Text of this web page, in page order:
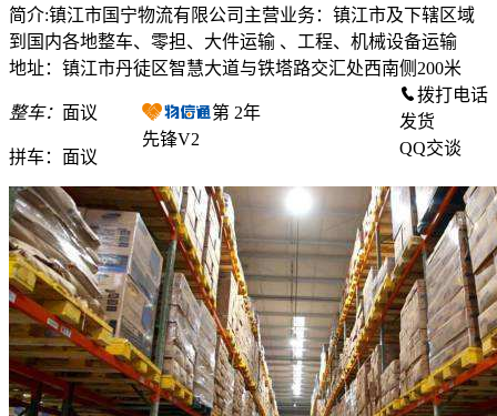
简介:镇江市国宁物流有限公司主营业务：镇江市及下辖区域
到国内各地整车、零担、大件运输 、工程、机械设备运输
地址：镇江市丹徒区智慧大道与铁塔路交汇处西南侧200米
整车： 面议
拼车： 面议
第 2年
先锋V2
拨打电话
发货
QQ交谈